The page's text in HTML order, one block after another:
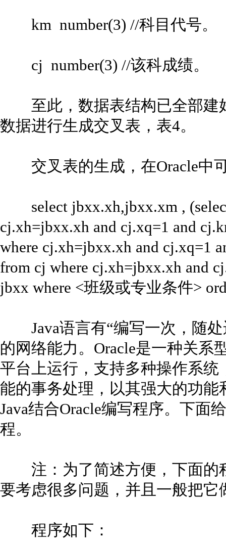
km number(3) //科目代号。
cj number(3) //该科成绩。
至此，数据表结构已全部建
数据进行生成交叉表，表4。
交叉表的生成，在Oracle中
select jbxx.xh,jbxx.xm ,
cj.xh=jbxx.xh and cj.xq=1 and
where cj.xh=jbxx.xh and cj.xq=1
from cj where cj.xh=jbxx.xh and
jbxx where <班级或专业条件>
Java语言有“编写一次，随处
的网络能力。Oracle是一种关系
平台上运行，支持多种操作系
能的事务处理，以其强大的功
Java结合Oracle编写程序。下面
程。
注：为了简述方便，下面的
要考虑很多问题，并且一般把它
程序如下：